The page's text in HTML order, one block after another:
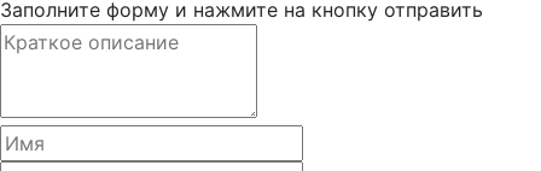
Заполните форму и нажмите на кнопку отправить